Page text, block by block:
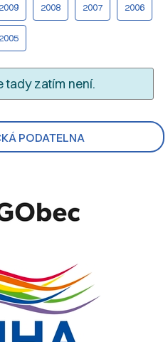
PODATELNA
2009 2008 2007 2006
2005
tady zatím není.